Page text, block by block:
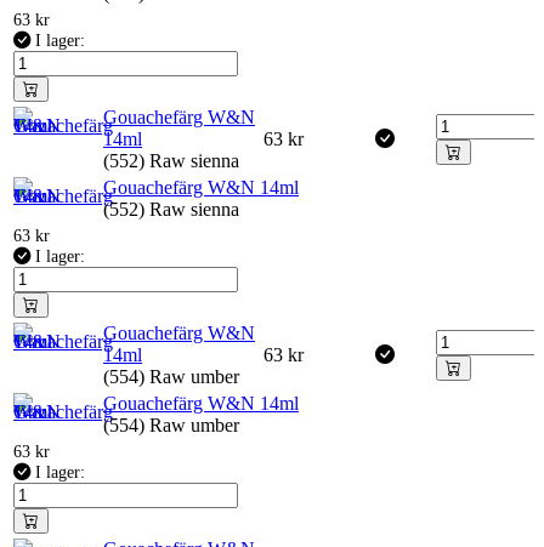
63 kr
I lager:
Gouachefärg W&N
14ml
(552) Raw sienna
63 kr
Gouachefärg W&N 14ml
(552) Raw sienna
63 kr
I lager:
Gouachefärg W&N
14ml
(554) Raw umber
63 kr
Gouachefärg W&N 14ml
(554) Raw umber
63 kr
I lager: